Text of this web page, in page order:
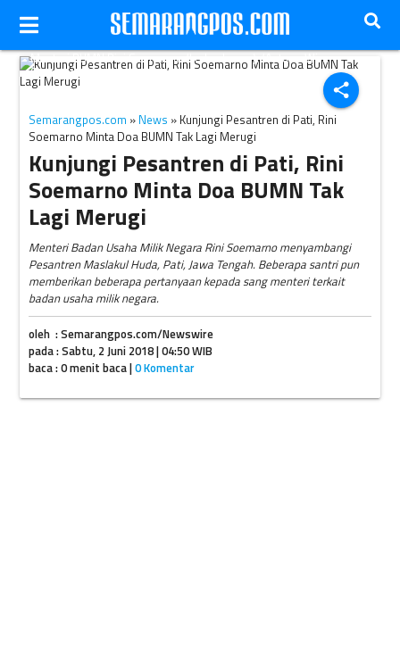
share
Menteri BUMN Rini Soemarno (kedua kanan). (Antara-Wira
Suryantala)
Semarangpos.com » News » Kunjungi Pesantren di Pati, Rini
Soemarno Minta Doa BUMN Tak Lagi Merugi
Kunjungi Pesantren di Pati, Rini
Soemarno Minta Doa BUMN Tak
Lagi Merugi
Menteri Badan Usaha Milik Negara Rini Soemarno menyambangi
Pesantren Maslakul Huda, Pati, Jawa Tengah. Beberapa santri pun
memberikan beberapa pertanyaan kepada sang menteri terkait
badan usaha milik negara.
oleh : Semarangpos.com/Newswire
pada : Sabtu, 2 Juni 2018 | 04:50 WIB
baca : 0 menit baca |0 Komentar